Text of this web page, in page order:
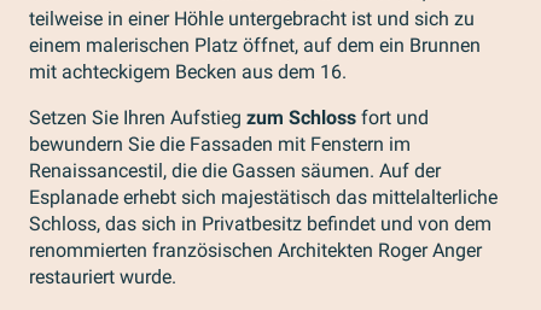
teilweise in einer Höhle untergebracht ist und sich zu
einem malerischen Platz öffnet, auf dem ein Brunnen
mit achteckigem Becken aus dem 16.
Setzen Sie Ihren Aufstieg zum Schloss fort und
bewundern Sie die Fassaden mit Fenstern im
Renaissancestil, die die Gassen säumen. Auf der
Esplanade erhebt sich majestätisch das mittelalterliche
Schloss, das sich in Privatbesitz befindet und von dem
renommierten französischen Architekten Roger Anger
restauriert wurde.